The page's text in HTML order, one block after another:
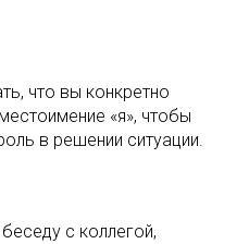
что вы конкретно
«я», чтобы
в решении ситуации.
с коллегой,